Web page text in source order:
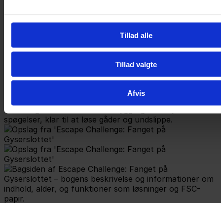
Tillad alle
Tillad valgte
Afvis